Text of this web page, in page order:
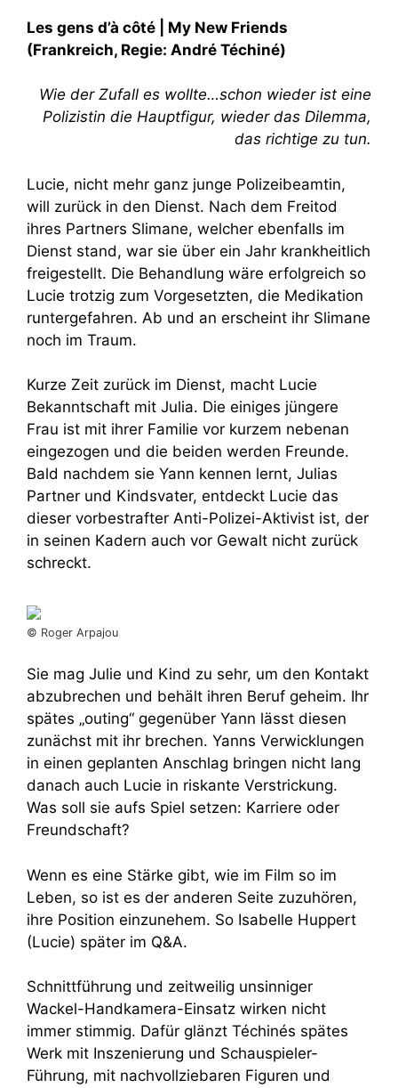
Les gens d’à côté | My New Friends
(Frankreich, Regie: André Téchiné)
Wie der Zufall es wollte…schon wieder ist eine
Polizistin die Hauptfigur, wieder das Dilemma,
das richtige zu tun.
Lucie, nicht mehr ganz junge Polizeibeamtin,
will zurück in den Dienst. Nach dem Freitod
ihres Partners Slimane, welcher ebenfalls im
Dienst stand, war sie über ein Jahr krankheitlich
freigestellt. Die Behandlung wäre erfolgreich so
Lucie trotzig zum Vorgesetzten, die Medikation
runtergefahren. Ab und an erscheint ihr Slimane
noch im Traum.
Kurze Zeit zurück im Dienst, macht Lucie
Bekanntschaft mit Julia. Die einiges jüngere
Frau ist mit ihrer Familie vor kurzem nebenan
eingezogen und die beiden werden Freunde.
Bald nachdem sie Yann kennen lernt, Julias
Partner und Kindsvater, entdeckt Lucie das
dieser vorbestrafter Anti-Polizei-Aktivist ist, der
in seinen Kadern auch vor Gewalt nicht zurück
schreckt.
© Roger Arpajou
Sie mag Julie und Kind zu sehr, um den Kontakt
abzubrechen und behält ihren Beruf geheim. Ihr
spätes „outing“ gegenüber Yann lässt diesen
zunächst mit ihr brechen. Yanns Verwicklungen
in einen geplanten Anschlag bringen nicht lang
danach auch Lucie in riskante Verstrickung.
Was soll sie aufs Spiel setzen: Karriere oder
Freundschaft?
Wenn es eine Stärke gibt, wie im Film so im
Leben, so ist es der anderen Seite zuzuhören,
ihre Position einzunehem. So Isabelle Huppert
(Lucie) später im Q&A.
Schnittführung und zeitweilig unsinniger
Wackel-Handkamera-Einsatz wirken nicht
immer stimmig. Dafür glänzt Téchinés spätes
Werk mit Inszenierung und Schauspieler-
Führung, mit nachvollziebaren Figuren und